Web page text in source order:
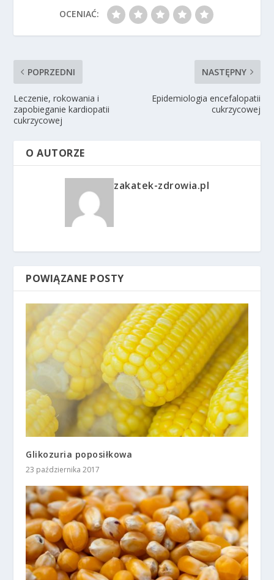
OCENIAĆ:
POPRZEDNI
Leczenie, rokowania i
zapobieganie kardiopatii
cukrzycowej
NASTĘPNY
Epidemiologia encefalopatii
cukrzycowej
O AUTORZE
zakatek-zdrowia.pl
POWIĄZANE POSTY
Glikozuria poposiłkowa
23 października 2017